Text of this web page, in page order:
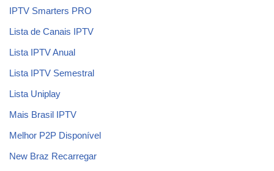
IPTV Smarters PRO
Lista de Canais IPTV
Lista IPTV Anual
Lista IPTV Semestral
Lista Uniplay
Mais Brasil IPTV
Melhor P2P Disponível
New Braz Recarregar